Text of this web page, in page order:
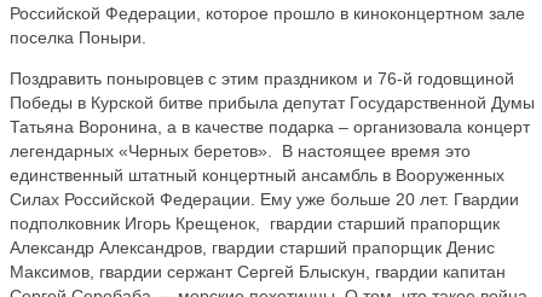
Российской Федерации, которое прошло в киноконцертном зале
поселка Поныри.
Поздравить поныровцев с этим праздником и 76-й годовщиной
Победы в Курской битве прибыла депутат Государственной Думы
Татьяна Воронина, а в качестве подарка – организовала концерт
легендарных «Черных беретов». В настоящее время это
единственный штатный концертный ансамбль в Вооруженных
Силах Российской Федерации. Ему уже больше 20 лет. Гвардии
подполковник Игорь Крещенок, гвардии старший прапорщик
Александр Александров, гвардии старший прапорщик Денис
Максимов, гвардии сержант Сергей Блыскун, гвардии капитан